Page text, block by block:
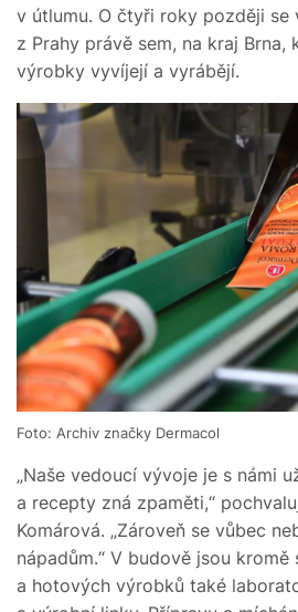
v útlumu. O čtyři roky později se
z Prahy právě sem, na kraj Brna,
výrobky vyvíjejí a vyrábějí.
Foto: Archiv značky Dermacol
„Naše vedoucí vývoje je s námi
a recepty zná zpaměti,“
Komárová. „Zároveň se vůbec
nápadům.“ V budově jsou
a hotových výrobků také